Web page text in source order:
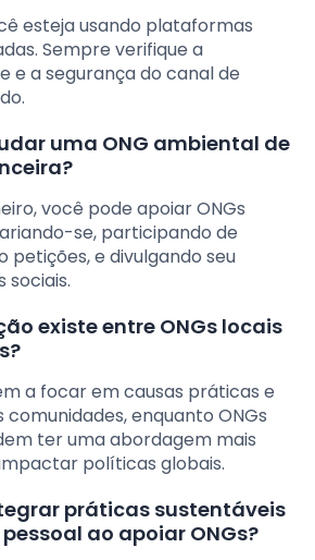
esteja usando plataformas
Sempre verifique a
e a segurança do canal de
uma ONG ambiental de
você pode apoiar ONGs
se, participando de
petições, e divulgando seu
sociais.
existe entre ONGs locais
a focar em causas práticas e
enquanto ONGs
ter uma abordagem mais
políticas globais.
práticas sustentáveis
ao apoiar ONGs?